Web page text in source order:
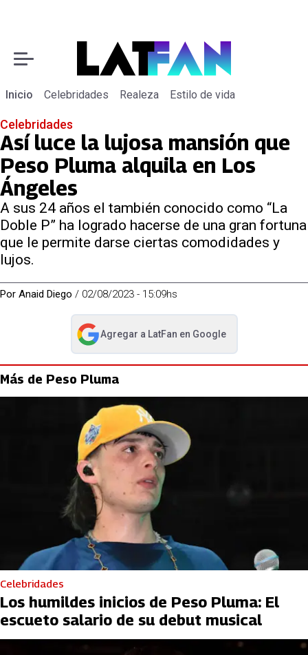
Inicio Celebridades Realeza Estilo de vida
Celebridades
Así luce la lujosa mansión que
Peso Pluma alquila en Los
Ángeles
A sus 24 años el también conocido como “La
Doble P” ha logrado hacerse de una gran fortuna
que le permite darse ciertas comodidades y
lujos.
Por Anaid Diego / 02/08/2023 - 15:09hs
Agregar a LatFan en Google
abre en nueva pestaña
Más de Peso Pluma
Celebridades
Los humildes inicios de Peso Pluma: El
escueto salario de su debut musical